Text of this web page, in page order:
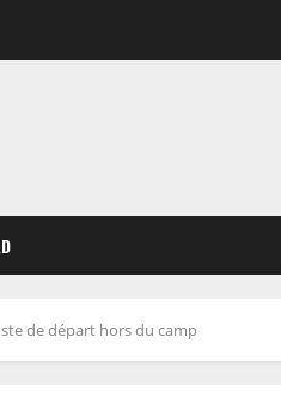
de départ hors du camp